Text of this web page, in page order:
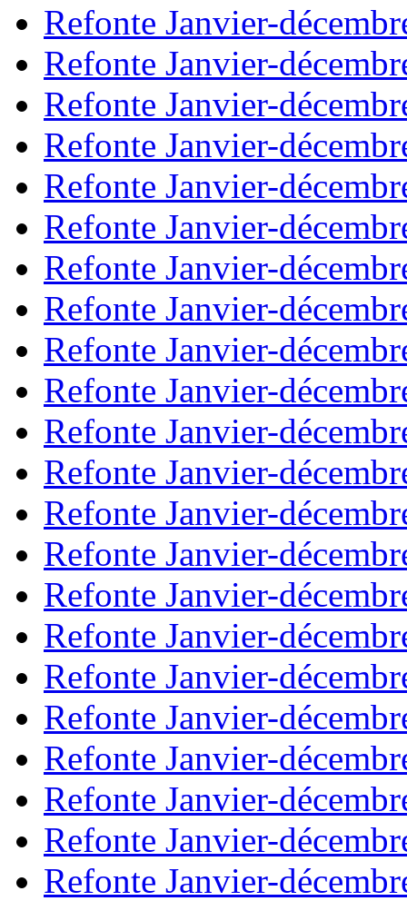
Refonte Janvier-
Refonte Janvier-
Refonte Janvier-
Refonte Janvier-
Refonte Janvier-
Refonte Janvier-
Refonte Janvier-
Refonte Janvier-
Refonte Janvier-
Refonte Janvier-
Refonte Janvier-
Refonte Janvier-
Refonte Janvier-
Refonte Janvier-
Refonte Janvier-
Refonte Janvier-
Refonte Janvier-
Refonte Janvier-
Refonte Janvier-
Refonte Janvier-
Refonte Janvier-
Refonte Janvier-